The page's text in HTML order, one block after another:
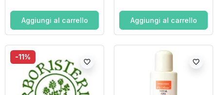
Aggiungi al carrello Aggiungi al carrello
-11%
favorite_border favorite_border